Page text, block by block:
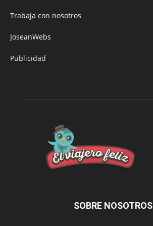
Trabaja con nosotros
JoseanWebs
Publicidad
SOBRE NOSOTROS